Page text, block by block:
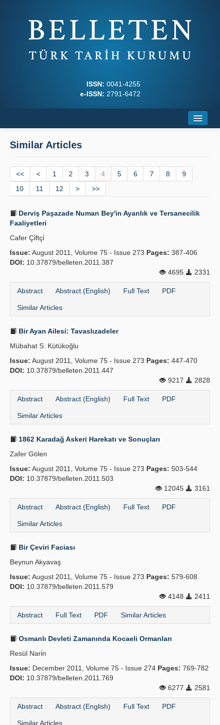
ISSN: 0041-4255
e-ISSN: 2791-6472
Journal Boards
Writing Rules
Principles
Guidelines
Similar Articles
<< < 1 2 3 4 5 6 7 8
9
10
11 12 > >>
Derviş Paşazade Numan Bey'in Ayanlık ve Tersanecilik
Faaliyetleri
Cafer Çi̇ftçi̇
Issue: August 2011, Volume 75 - Issue 273 Pages: 387-406
DOI: 10.37879/belleten.2011.387
4695
2331
Abstract Abstract (English) Full Text PDF
Similar Articles
Bir Ayan Ailesi: Tavaslızadeler
Mübahat S. Kütükoğlu
Issue: August 2011, Volume 75 - Issue 273 Pages: 447-470
DOI: 10.37879/belleten.2011.447
9217
2828
Abstract Abstract (English) Full Text PDF
Similar Articles
1862 Karadağ Askeri Harekatı ve Sonuçları
Zafer Gölen
Issue: August 2011, Volume 75 - Issue 273 Pages: 503-544
DOI: 10.37879/belleten.2011.503
12045
3161
Abstract Abstract (English) Full Text PDF
Similar Articles
Bir Çeviri Faciası
Beynun Akyavaş
Issue: August 2011, Volume 75 - Issue 273 Pages: 579-608
DOI: 10.37879/belleten.2011.579
4148
2411
Abstract Full Text PDF Similar Articles
Osmanlı Devleti Zamanında Kocaeli Ormanları
Resül Nari̇n
Issue: December 2011, Volume 75 - Issue 274 Pages: 769-782
DOI: 10.37879/belleten.2011.769
6277
2581
Abstract Abstract (English) Full Text PDF
Similar Articles